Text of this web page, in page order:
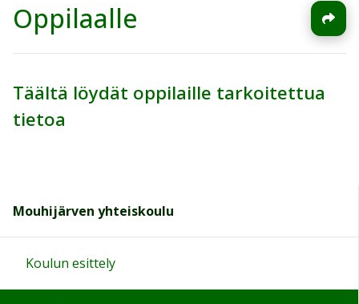
Oppilaalle
Täältä löydät oppilaille tarkoitettua
tietoa
Mouhijärven yhteiskoulu
Koulun esittely